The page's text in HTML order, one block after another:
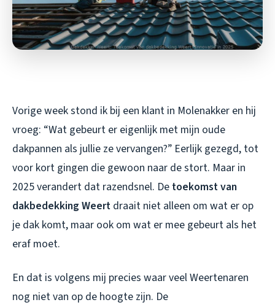
Vorige week stond ik bij een klant in Molenakker en hij
vroeg: “Wat gebeurt er eigenlijk met mijn oude
dakpannen als jullie ze vervangen?” Eerlijk gezegd, tot
voor kort gingen die gewoon naar de stort. Maar in
2025 verandert dat razendsnel. De toekomst van
dakbedekking Weert draait niet alleen om wat er op
je dak komt, maar ook om wat er mee gebeurt als het
eraf moet.
En dat is volgens mij precies waar veel Weertenaren
nog niet van op de hoogte zijn. De